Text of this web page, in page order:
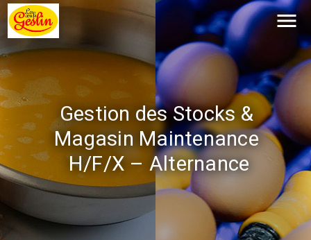
menu
Gestion des Stocks &
Magasin Maintenance
H/F/X – Alternance